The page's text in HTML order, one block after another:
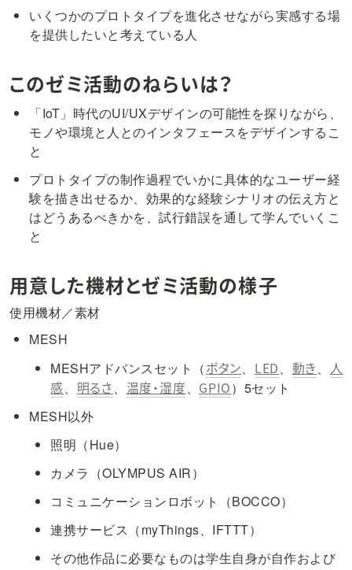
いくつかのプロトタイプを進化させながら実感する場
を提供したいと考えている人
このゼミ活動のねらいは？
「IoT」時代のUI/UXデザインの可能性を探りながら、
モノや環境と人とのインタフェースをデザインするこ
と
プロトタイプの制作過程でいかに具体的なユーザー経
験を描き出せるか、効果的な経験シナリオの伝え方と
はどうあるべきかを、試行錯誤を通して学んでいくこ
と
用意した機材とゼミ活動の様子
使用機材／素材
MESH
MESHアドバンスセット（ボタン、 LED、 動き、 人
感、 明るさ、 温度・湿度、 GPIO）5セット
MESH以外
照明（Hue）
カメラ（OLYMPUS AIR）
コミュニケーションロボット（BOCCO）
連携サービス（myThings、IFTTT）
その他作品に必要なものは学生自身が自作および